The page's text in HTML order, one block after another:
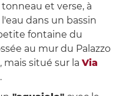
et verse, à
dans un bassin
fontaine du
au mur du Palazzo
mais situé sur la Via